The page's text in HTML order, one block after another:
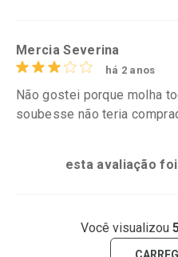
Mercia Severina
há 2 anos
Não gostei porque molha
soubesse não teria
esta avaliação
Você visualizou